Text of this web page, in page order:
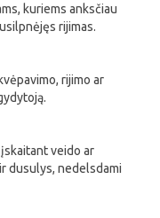
kuriems anksčiau
rijimas.
rijimo ar
veido ar
dusulys, nedelsdami